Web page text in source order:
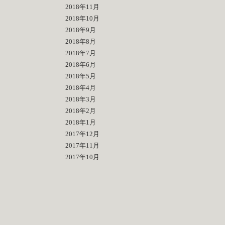
2018年11月
2018年10月
2018年9月
2018年8月
2018年7月
2018年6月
2018年5月
2018年4月
2018年3月
2018年2月
2018年1月
2017年12月
2017年11月
2017年10月